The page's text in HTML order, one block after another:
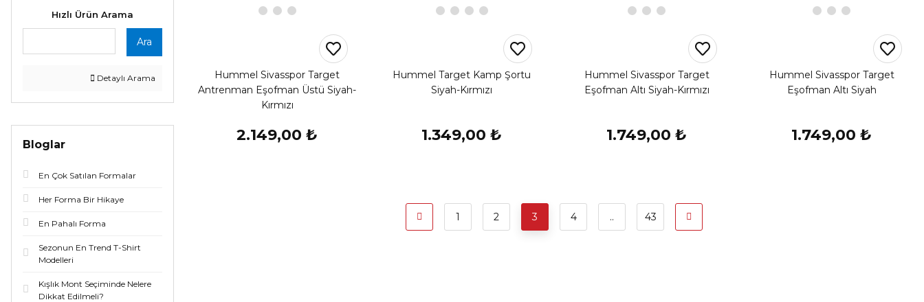
Hızlı Ürün Arama
Ara
Detaylı Arama
Bloglar
En Çok Satılan Formalar
Her Forma Bir Hikaye
En Pahalı Forma
Sezonun En Trend T-Shirt
Modelleri
Kışlık Mont Seçiminde Nelere
Dikkat Edilmeli?
Hummel Sivasspor Target
Antrenman Eşofman Üstü Siyah-
Kırmızı
2.149,00 ₺
Hummel Target Kamp Şortu
Siyah-Kırmızı
1.349,00 ₺
Hummel Sivasspor Target
Eşofman Altı Siyah-Kırmızı
1.749,00 ₺
Hummel Sivasspor Target
Eşofman Altı Siyah
1.749,00 ₺
1 2 3 4 .. 43